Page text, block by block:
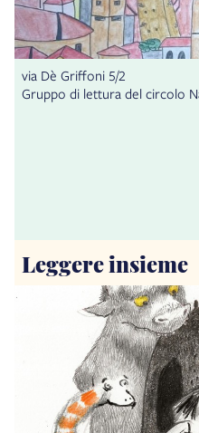
via Dè Griffoni 5/2
Gruppo di lettura del circolo
Leggere insieme